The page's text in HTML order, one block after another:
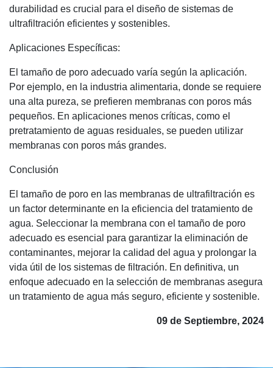
durabilidad es crucial para el diseño de sistemas de
ultrafiltración eficientes y sostenibles.
Aplicaciones Específicas:
El tamaño de poro adecuado varía según la aplicación.
Por ejemplo, en la industria alimentaria, donde se requiere
una alta pureza, se prefieren membranas con poros más
pequeños. En aplicaciones menos críticas, como el
pretratamiento de aguas residuales, se pueden utilizar
membranas con poros más grandes.
Conclusión
El tamaño de poro en las membranas de ultrafiltración es
un factor determinante en la eficiencia del tratamiento de
agua. Seleccionar la membrana con el tamaño de poro
adecuado es esencial para garantizar la eliminación de
contaminantes, mejorar la calidad del agua y prolongar la
vida útil de los sistemas de filtración. En definitiva, un
enfoque adecuado en la selección de membranas asegura
un tratamiento de agua más seguro, eficiente y sostenible.
09 de Septiembre, 2024